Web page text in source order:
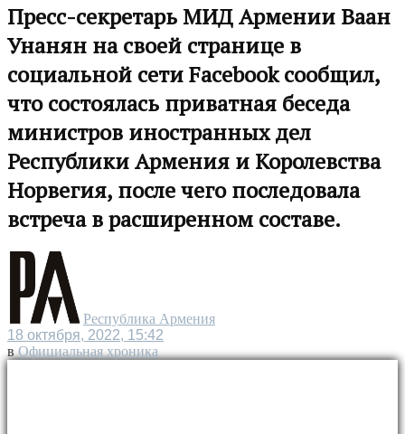
Пресс-секретарь МИД Армении Ваан
Унанян на своей странице в
социальной сети Facebook сообщил,
что состоялась приватная беседа
министров иностранных дел
Республики Армения и Королевства
Норвегия, после чего последовала
встреча в расширенном составе.
Республика Армения
18 октября, 2022, 15:42
в Официальная хроника